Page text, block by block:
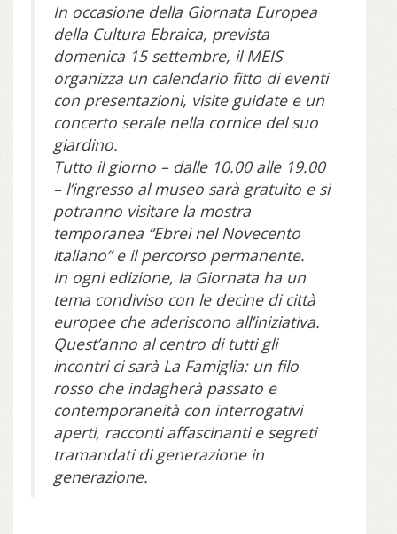
In occasione della Giornata Europea
della Cultura Ebraica, prevista
domenica 15 settembre, il MEIS
organizza un calendario fitto di eventi
con presentazioni, visite guidate e un
concerto serale nella cornice del suo
giardino.
Tutto il giorno – dalle 10.00 alle 19.00
– l’ingresso al museo sarà gratuito e si
potranno visitare la mostra
temporanea “Ebrei nel Novecento
italiano” e il percorso permanente.
In ogni edizione, la Giornata ha un
tema condiviso con le decine di città
europee che aderiscono all’iniziativa.
Quest’anno al centro di tutti gli
incontri ci sarà La Famiglia: un filo
rosso che indagherà passato e
contemporaneità con interrogativi
aperti, racconti affascinanti e segreti
tramandati di generazione in
generazione.